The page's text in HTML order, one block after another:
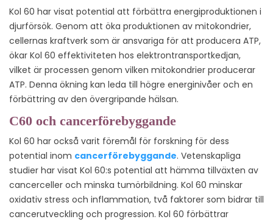
Kol 60 har visat potential att förbättra energiproduktionen i
djurförsök. Genom att öka produktionen av mitokondrier,
cellernas kraftverk som är ansvariga för att producera ATP,
ökar Kol 60 effektiviteten hos elektrontransportkedjan,
vilket är processen genom vilken mitokondrier producerar
ATP. Denna ökning kan leda till högre energinivåer och en
förbättring av den övergripande hälsan.
C60 och cancerförebyggande
Kol 60 har också varit föremål för forskning för dess
potential inom cancerförebyggande. Vetenskapliga
studier har visat Kol 60:s potential att hämma tillväxten av
cancerceller och minska tumörbildning. Kol 60 minskar
oxidativ stress och inflammation, två faktorer som bidrar till
cancerutveckling och progression. Kol 60 förbättrar